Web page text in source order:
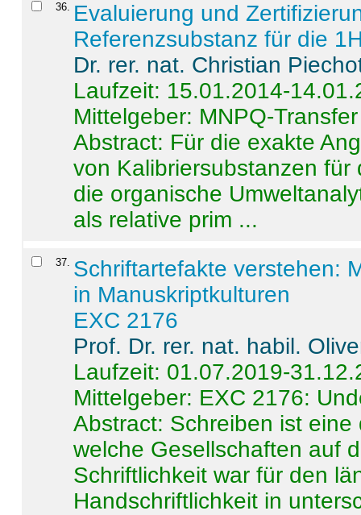
36. Evaluierung und
Referenzsubstanz für die
Dr. rer. nat. Christian
Laufzeit: 15.01.2014-
Mittelgeber: MNPQ-Transfer
Abstract: Für die exakte
von Kalibriersubstanzen
die organische
als relative prim ...
37. Schriftartefakte verstehen:
in Manuskriptkulturen
EXC 2176
Prof. Dr. rer. nat. habil.
Laufzeit: 01.07.2019-
Mittelgeber: EXC 2176:
Abstract: Schreiben ist
welche Gesellschaften auf
Schriftlichkeit war für den
Handschriftlichkeit in